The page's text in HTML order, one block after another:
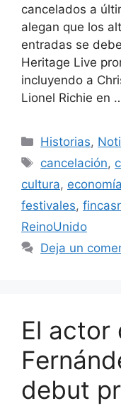
cancelados a
alegan que los
entradas se
Heritage Live
incluyendo a
Lionel Richie en
Categorías
Historias,
Etiquetas
cancelación,
cultura, economía
festivales,
ReinoUnido
Deja un
El actor
debut